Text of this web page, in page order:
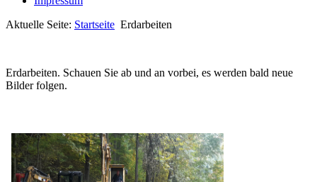
Aktuelle Seite: Startseite Erdarbeiten
Erdarbeiten. Schauen Sie ab und an vorbei, es werden bald neue
Bilder folgen.